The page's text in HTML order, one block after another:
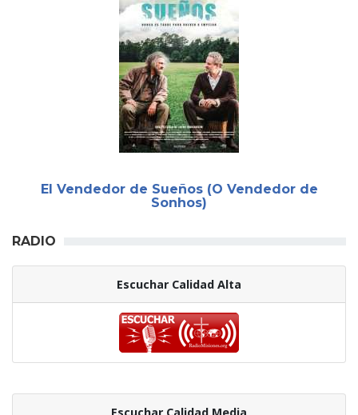
El Vendedor de Sueños (O Vendedor de
Sonhos)
RADIO
Escuchar Calidad Alta